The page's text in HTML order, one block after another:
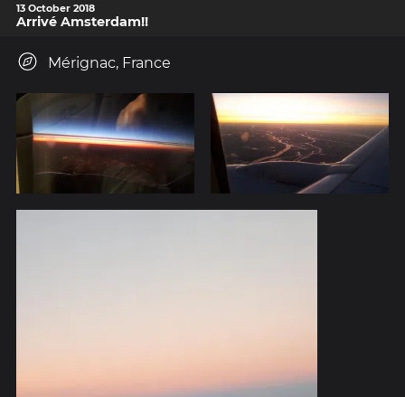
13 October 2018
Arrivé Amsterdam!!
Mérignac, France